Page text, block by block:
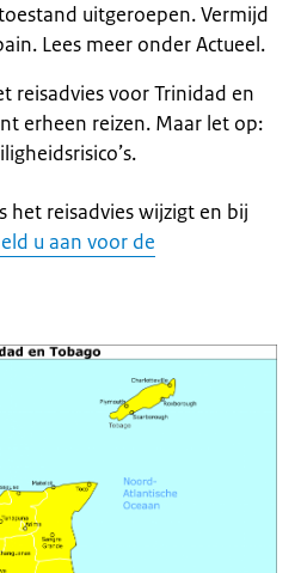
uitgeroepen. Vermijd
Lees meer onder Actueel.
reisadvies voor Trinidad en
erheen reizen. Maar let op:
het reisadvies wijzigt en bij
u aan voor de